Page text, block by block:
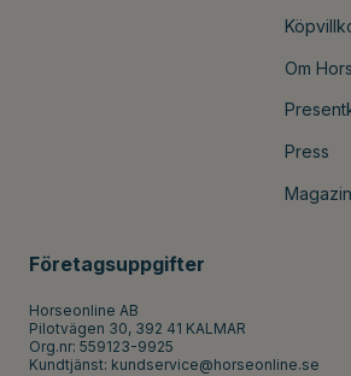
Om
Press
Företagsuppgifter
Horseonline AB
Pilotvägen 30, 392 41 KALMAR
Org.nr: 559123-9925
Kundtjänst: kundservice@horseonline.se